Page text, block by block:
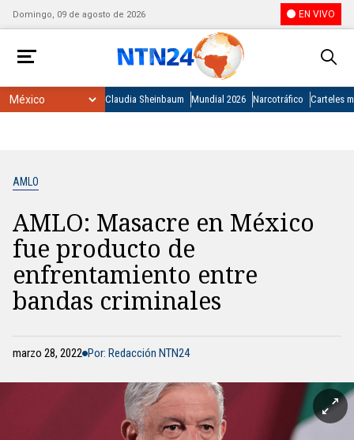
Domingo, 09 de agosto de 2026 EN VIVO
Claudia Sheinbaum Mundial 2026 Narcotráfico Carteles
AMLO
AMLO: Masacre en México
fue producto de
enfrentamiento entre
bandas criminales
marzo 28, 2022 Por: Redacción NTN24